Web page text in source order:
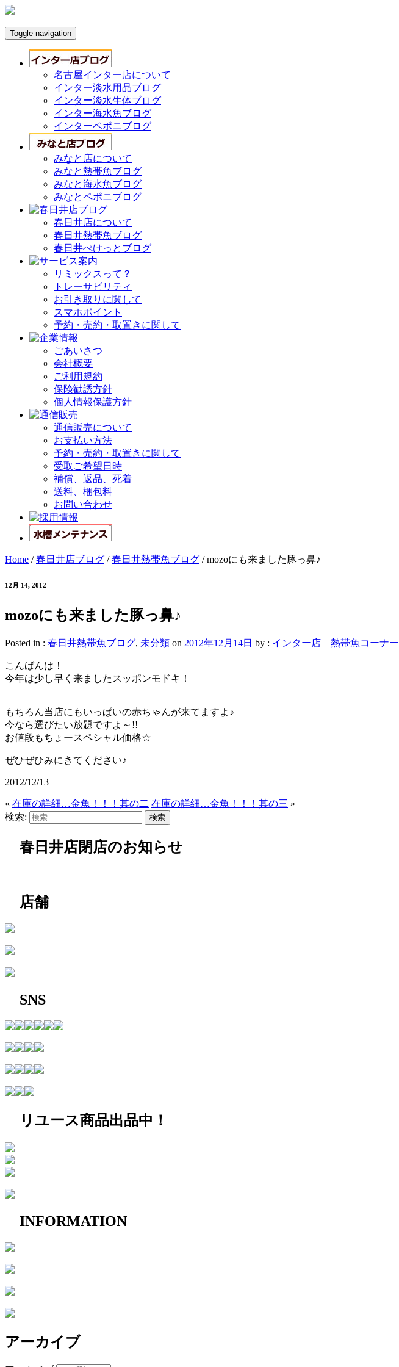
Toggle navigation
名古屋インター店について
インター淡水用品ブログ
インター淡水生体ブログ
インター海水魚ブログ
インターペポニブログ
みなと店について
みなと熱帯魚ブログ
みなと海水魚ブログ
みなとペポニブログ
春日井店について
春日井熱帯魚ブログ
春日井ぺけっとブログ
リミックスって？
トレーサビリティ
お引き取りに関して
スマホポイント
予約・売約・取置きに関して
ごあいさつ
会社概要
ご利用規約
保険勧誘方針
個人情報保護方針
通信販売について
お支払い方法
予約・売約・取置きに関して
受取ご希望日時
補償、返品、死着
送料、梱包料
お問い合わせ
Home /春日井店ブログ /春日井熱帯魚ブログ /mozoにも来ました豚っ鼻♪
12月 14, 2012
mozoにも来ました豚っ鼻♪
Posted in : 春日井熱帯魚ブログ, 未分類 on 2012年12月14日 by : インター店 熱帯魚コーナー
こんばんは！
今年は少し早く来ましたスッポンモドキ！
もちろん当店にもいっぱいの赤ちゃんが来てますよ♪
今なら選びたい放題ですよ～!!
お値段もちょースペシャル価格☆
ぜひぜひみにきてください♪
2012/12/13
« 在庫の詳細…金魚！！！其の二 在庫の詳細…金魚！！！其の三 »
検索:
春日井店閉店のお知らせ
店舗
SNS
リユース商品出品中！
INFORMATION
アーカイブ